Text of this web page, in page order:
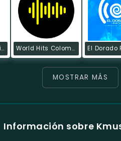
Golden Radio Latina World Hits Colombia
MOSTRAR MÁS
Información sobre